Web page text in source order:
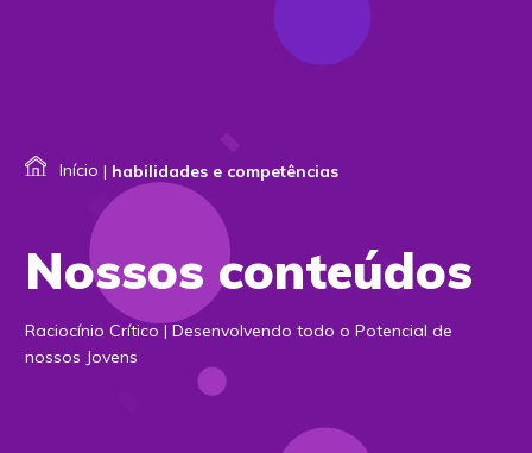
Início | habilidades e competências
Nossos conteúdos
Raciocínio Crítico | Desenvolvendo todo o Potencial de
nossos Jovens